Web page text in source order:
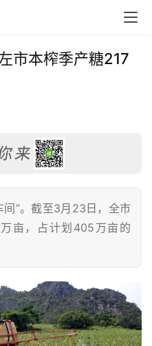
市本榨季产糖217
间”。截至3月23日，全市
亩，占计划405万亩的